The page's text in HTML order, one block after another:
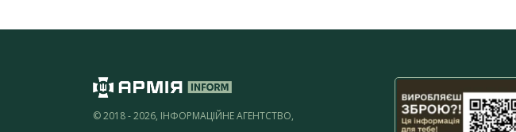
© 2018 - 2026, ІНФОРМАЦІЙНЕ АГЕНТСТВО,